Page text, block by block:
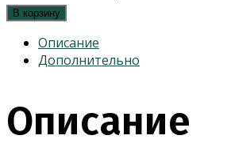
В корзину
Описание
Дополнительно
Описание